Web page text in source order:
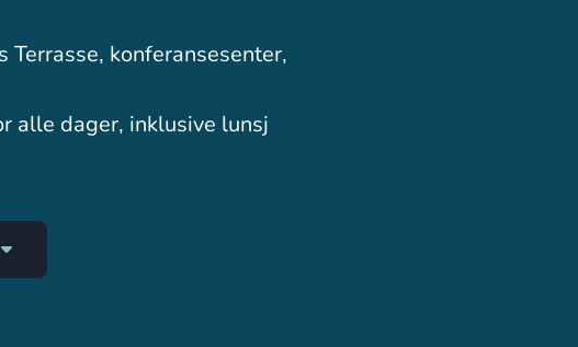
Terrasse, konferansesenter,
alle dager, inklusive lunsj